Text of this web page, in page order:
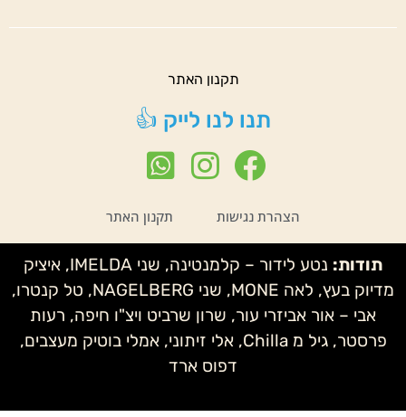
תקנון האתר
תנו לנו לייק 👍
הצהרת נגישות תקנון האתר
תודות:
נטע לידור – קלמנטינה, שני IMELDA, איציק
מדיוק בעץ, לאה MONE, שני NAGELBERG, טל קנטרו,
אבי – אור אביזרי עור, שרון שרביט ויצ"ו חיפה, רעות
פרסטר, גיל מ Chilla, אלי זיתוני, אמלי בוטיק מעצבים,
דפוס ארד